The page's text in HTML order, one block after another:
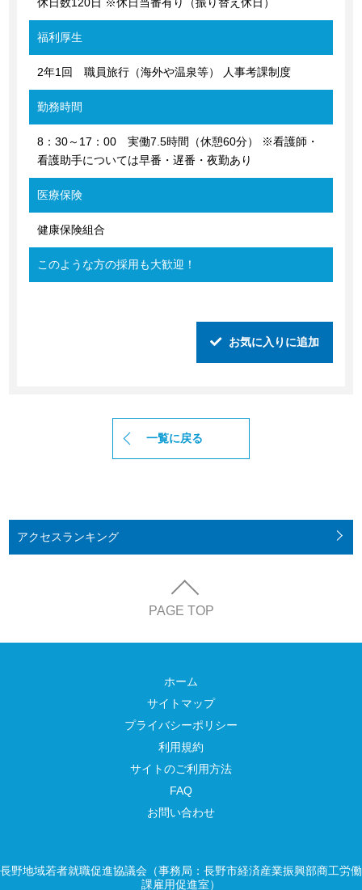
福利厚生
2年1回 職員旅行（海外や温泉等） 人事考課制度
勤務時間
8：30～17：00 実働7.5時間（休憩60分） ※看護師・
看護助手については早番・遅番・夜勤あり
医療保険
健康保険組合
このような方の採用も大歓迎！
お気に入りに追加
一覧に戻る
アクセスランキング
PAGE TOP
ホーム
サイトマップ
プライバシーポリシー
利用規約
サイトのご利用方法
FAQ
お問い合わせ
長野地域若者就職促進協議会（事務局：長野市経済産業振興部商工労働
課雇用促進室）